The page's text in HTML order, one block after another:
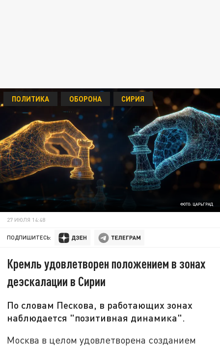
ФОТО: ЦАРЬГРАД
ПОЛИТИКА ОБОРОНА СИРИЯ
27 ИЮЛЯ 14:48
ПОДПИШИТЕСЬ:
Кремль удовлетворен положением в зонах
деэскалации в Сирии
По словам Пескова, в работающих зонах
наблюдается "позитивная динамика".
Москва в целом удовлетворена созданием